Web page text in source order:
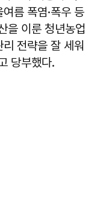
름 폭염·폭우 등
을 이룬 청년농업
전략을 잘 세워
당부했다.